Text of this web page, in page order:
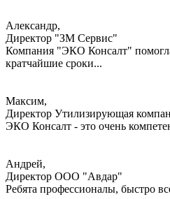
Александр,
Директор "ЗМ Сервис"
Компания "ЭКО Консалт"
кратчайшие сроки...
Максим,
Директор Утилизирующая
ЭКО Консалт - это очень
Андрей,
Директор ООО "Авдар"
Ребята профессионалы, быстро